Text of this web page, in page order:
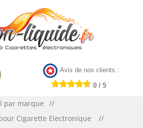
Avis de nos clients :
0 / 5
par marque
Cigarette Electronique